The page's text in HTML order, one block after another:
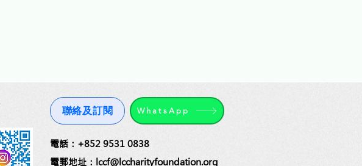
聯絡及訂閱 WhatsApp
​電話：+852 9531 0838
電郵地址：lccf@lccharityfoundation.org